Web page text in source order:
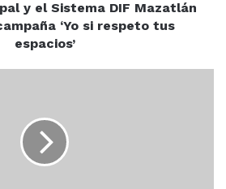
Pública en Sinaloa, a través
mantiene los recorridos
con autoridades de los
y el Sistema DIF Mazatlán
‘Yo si respeto tus
espacios’